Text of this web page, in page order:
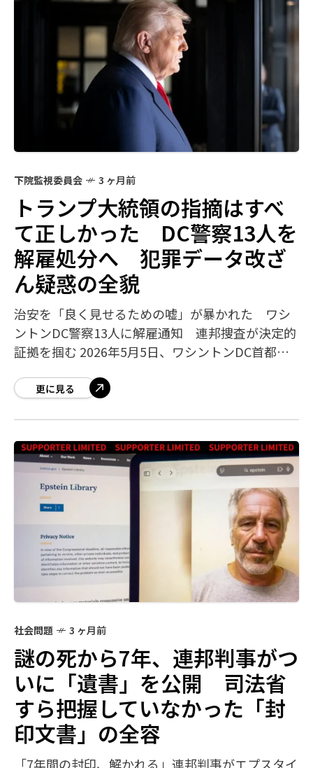
下院監視委員会 3 ヶ月前
トランプ大統領の指摘はすべ
て正しかった DC警察13人を
解雇処分へ 犯罪データ改ざ
ん疑惑の全貌
治安を「良く見せるための嘘」が暴かれた ワシ
ントンDC警察13人に解雇通知 連邦捜査が決定的
証拠を掴む 2026年5月5日、ワシントンDC首都圏
は、犯罪統計を組織的に操作して
更に見る
社会問題 3 ヶ月前
謎の死から7年、連邦判事がつ
いに「遺書」を公開 司法省
すら把握していなかった「封
印文書」の全容
「7年間の封印、解かれる」連邦判事がエプスタイ